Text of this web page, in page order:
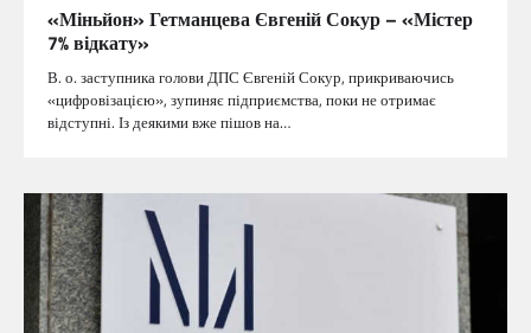
«Міньйон» Гетманцева Євгеній Сокур – «Містер
7% відкату»
В. о. заступника голови ДПС Євгеній Сокур, прикриваючись
«цифровізацією», зупиняє підприємства, поки не отримає
відступні. Із деякими вже пішов на…